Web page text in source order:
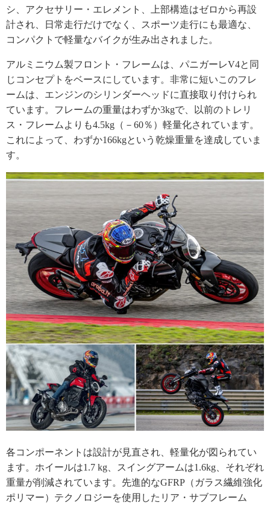
シ、アクセサリー・エレメント、上部構造はゼロから再設
計され、日常走行だけでなく、スポーツ走行にも最適な、
コンパクトで軽量なバイクが生み出されました。
アルミニウム製フロント・フレームは、パニガーレV4と同
じコンセプトをベースにしています。非常に短いこのフレ
ームは、エンジンのシリンダーヘッドに直接取り付けられ
ています。フレームの重量はわずか3kgで、以前のトレリ
ス・フレームよりも4.5kg（－60％）軽量化されています。
これによって、わずか166kgという乾燥重量を達成していま
す。
各コンポーネントは設計が見直され、軽量化が図られてい
ます。ホイールは1.7 kg、スイングアームは1.6kg、それぞれ
重量が削減されています。先進的なGFRP（ガラス繊維強化
ポリマー）テクノロジーを使用したリア・サブフレーム